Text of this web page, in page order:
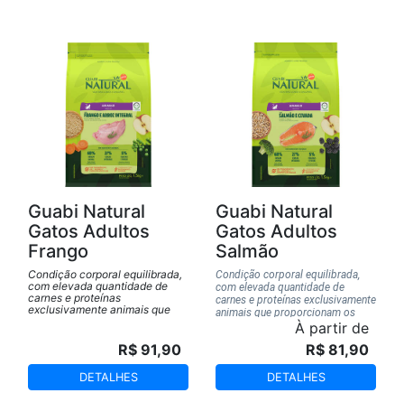
Guabi Natural
Gatos Adultos
Frango
Condição corporal equilibrada,
com elevada quantidade de
carnes e proteínas
exclusivamente animais que
condição corporal de cada fase
R$ 91,90
DETALHES
Guabi Natural
Gatos Adultos
Salmão
Condição corporal equilibrada,
com elevada quantidade de
carnes e proteínas exclusivamente
animais que proporcionam os
nutrientes essenciais para a
adequada condição corporal de
À partir de
R$ 81,90
DETALHES